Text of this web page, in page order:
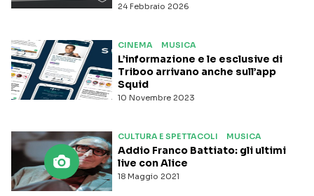
24 Febbraio 2026
CINEMA MUSICA
10 Novembre 2023
L’informazione e le esclusive di
Triboo arrivano anche sull’app
Squid
CULTURA E SPETTACOLI MUSICA
18 Maggio 2021
Addio Franco Battiato: gli ultimi
live con Alice